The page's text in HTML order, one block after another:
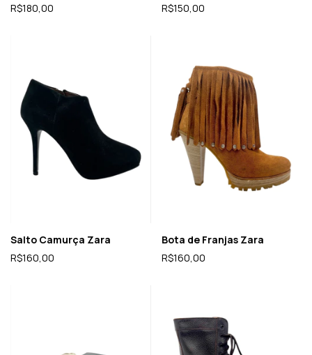
R$180,00
R$150,00
Salto Camurça Zara
R$160,00
Bota de Franjas Zara
R$160,00